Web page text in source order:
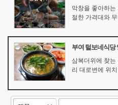
막창을 좋아하
절한 가격대와
부여 털보네식당
삼복더위에 찾
리 대로변에 위
입니다. 그만큼
기와 담백한 육